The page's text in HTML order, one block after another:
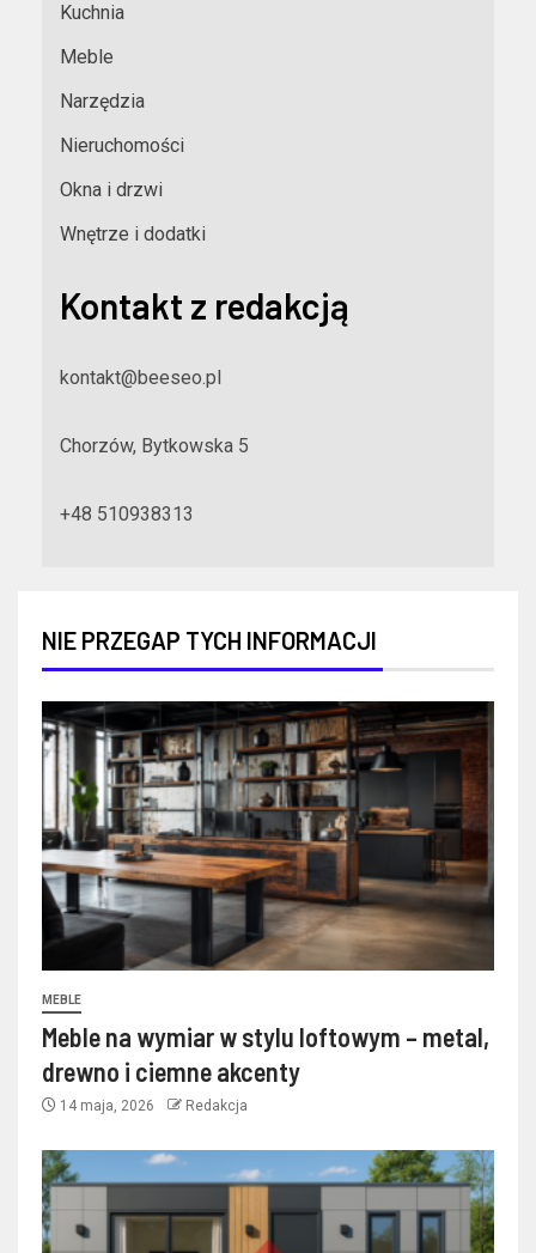
Kuchnia
Meble
Narzędzia
Nieruchomości
Okna i drzwi
Wnętrze i dodatki
Kontakt z redakcją
kontakt@beeseo.pl
Chorzów, Bytkowska 5
+48 510938313
NIE PRZEGAP TYCH INFORMACJI
MEBLE
Meble na wymiar w stylu loftowym – metal,
drewno i ciemne akcenty
14 maja, 2026 Redakcja